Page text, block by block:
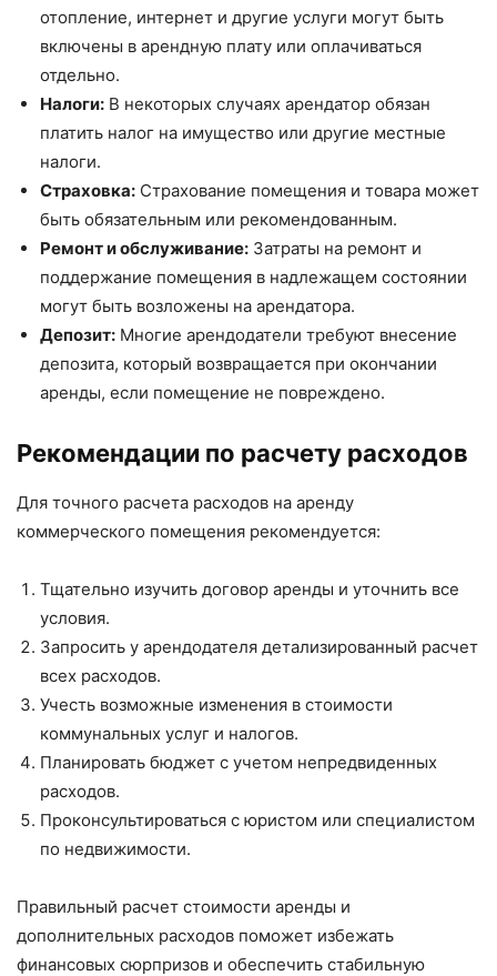
отопление, интернет и другие услуги могут быть
включены в арендную плату или оплачиваться
отдельно.
Налоги: В некоторых случаях арендатор обязан
платить налог на имущество или другие местные
налоги.
Страховка: Страхование помещения и товара может
быть обязательным или рекомендованным.
Ремонт и обслуживание: Затраты на ремонт и
поддержание помещения в надлежащем состоянии
могут быть возложены на арендатора.
Депозит: Многие арендодатели требуют внесение
депозита, который возвращается при окончании
аренды, если помещение не повреждено.
Рекомендации по расчету расходов
Для точного расчета расходов на аренду
коммерческого помещения рекомендуется:
Тщательно изучить договор аренды и уточнить все
условия.
Запросить у арендодателя детализированный расчет
всех расходов.
Учесть возможные изменения в стоимости
коммунальных услуг и налогов.
Планировать бюджет с учетом непредвиденных
расходов.
Проконсультироваться с юристом или специалистом
по недвижимости.
Правильный расчет стоимости аренды и
дополнительных расходов поможет избежать
финансовых сюрпризов и обеспечить стабильную